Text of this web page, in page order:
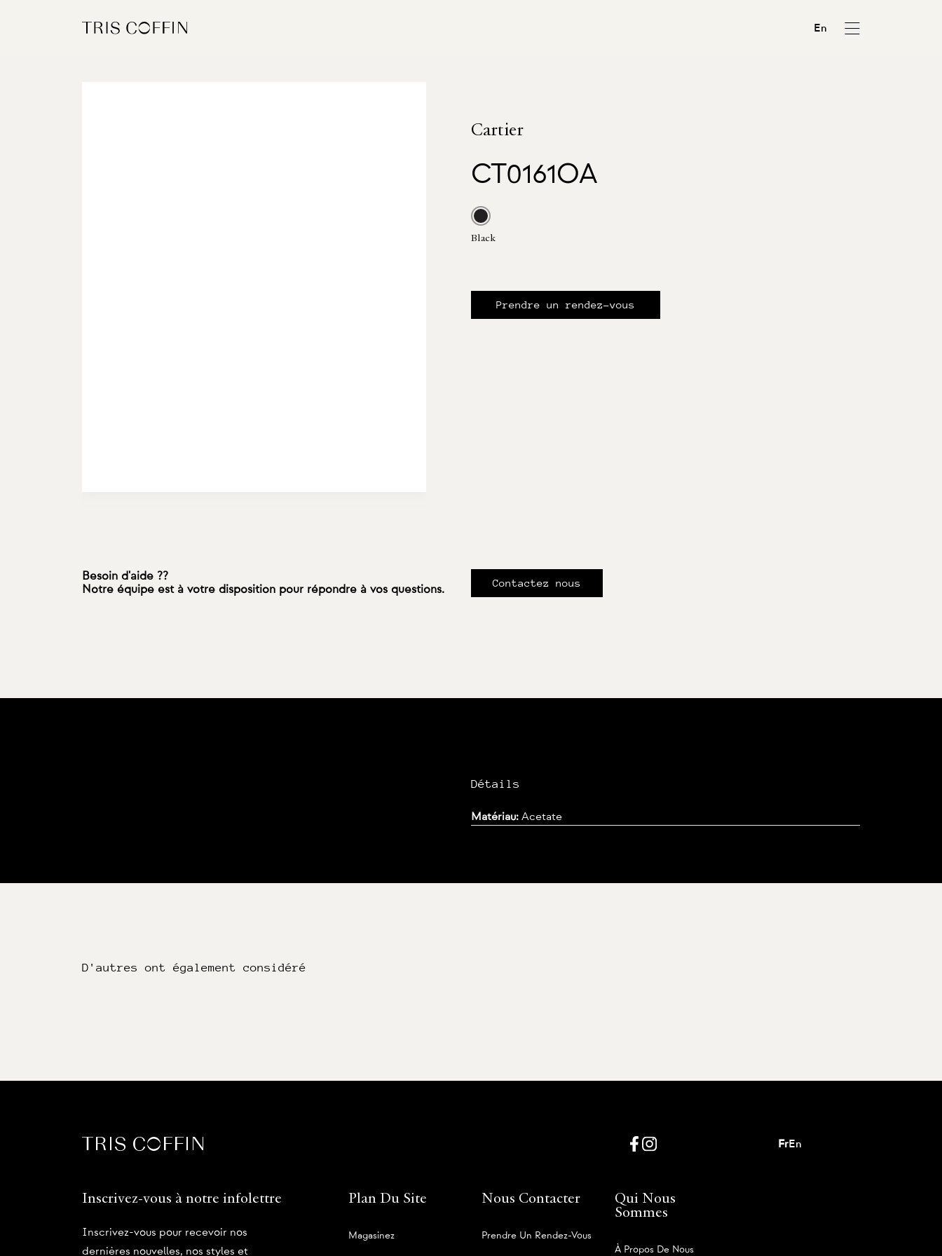
En
Cartier
CT0161OA
Black
Prendre un rendez-vous
Besoin d'aide ??
Notre équipe est à votre disposition pour répondre à vos questions.
Contactez nous
Détails
Matériau: Acetate
D'autres ont également considéré
En
Fr
Inscrivez-vous à notre infolettre
Inscrivez-vous pour recevoir nos
dernières nouvelles, nos styles et
Plan Du Site
Magasinez
Nous Contacter
Prendre Un Rendez-Vous
Qui Nous
Sommes
À Propos De Nous